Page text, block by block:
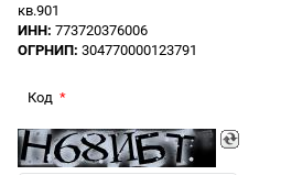
кв.901
ИНН: 773720376006
ОГРНИП: 304770000123791
Код